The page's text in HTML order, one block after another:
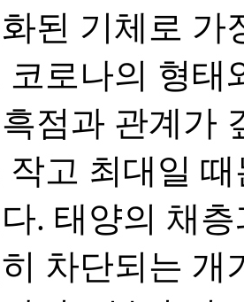
된 기체로 가
코로나의 형태
점과 관계가
작고 최대일
. 태양의 채
차단되는 개